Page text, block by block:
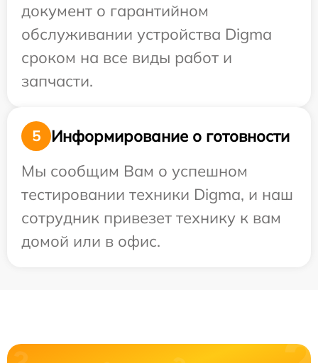
документ о гарантийном
обслуживании устройства Digma
сроком на все виды работ и
запчасти.
5
Информирование о готовности
Мы сообщим Вам о успешном
тестировании техники Digma, и наш
сотрудник привезет технику к вам
домой или в офис.